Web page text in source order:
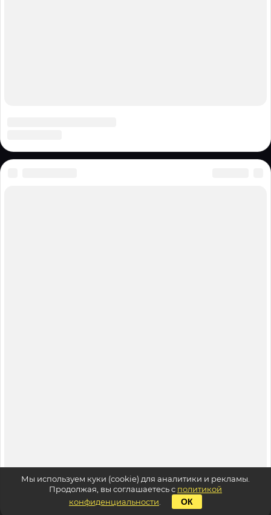
Мы используем куки (cookie) для аналитики и рекламы.
Продолжая, вы соглашаетесь с политикой
конфиденциальности
ОК